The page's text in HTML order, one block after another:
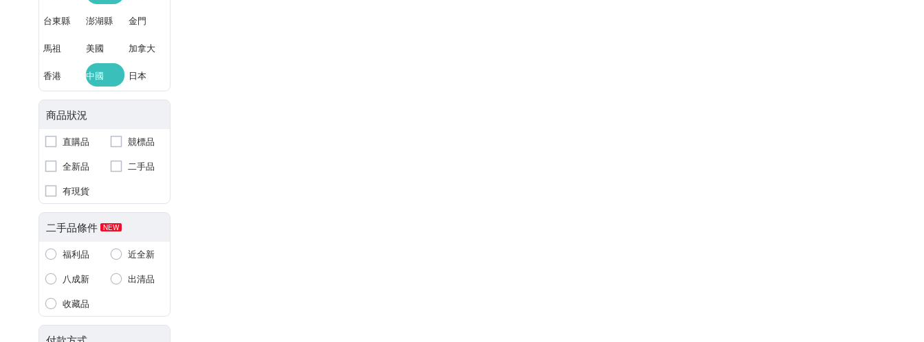
台東縣 澎湖縣 金門
馬祖 美國 加拿大
香港 中國 日本
商品狀況
直購品
競標品
全新品
二手品
有現貨
二手品條件 NEW
福利品
近全新
八成新
出清品
收藏品